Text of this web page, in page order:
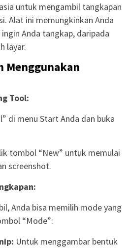
untuk mengambil tangkapan
Alat ini memungkinkan Anda
Anda tangkap, daripada
layar.
Menggunakan
Tool:
di menu Start Anda dan buka
tombol “New” untuk memulai
screenshot.
Anda bisa memilih mode yang
“Mode”:
Untuk menggambar bentuk